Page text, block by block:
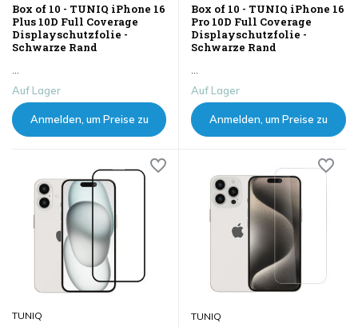
Box of 10 - TUNIQ iPhone 16
Plus 10D Full Coverage
Displayschutzfolie -
Schwarze Rand
Auf Lager
Anmelden, um Preise zu
Box of 10 - TUNIQ iPhone 16
Pro 10D Full Coverage
Displayschutzfolie -
Schwarze Rand
...
Auf Lager
Anmelden, um Preise zu
TUNIQ TUNIQ